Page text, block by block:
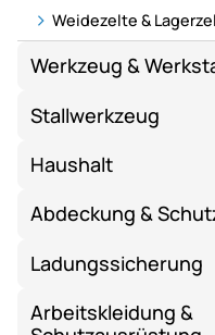
Weidezelte &
Werkzeug &
Stallwerkzeug
Haushalt
Abdeckung &
Ladungssicherung
Arbeitskleidung &